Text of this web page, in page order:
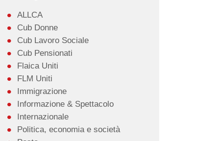
ALLCA
Cub Donne
Cub Lavoro Sociale
Cub Pensionati
Flaica Uniti
FLM Uniti
Immigrazione
Informazione & Spettacolo
Internazionale
Politica, economia e società